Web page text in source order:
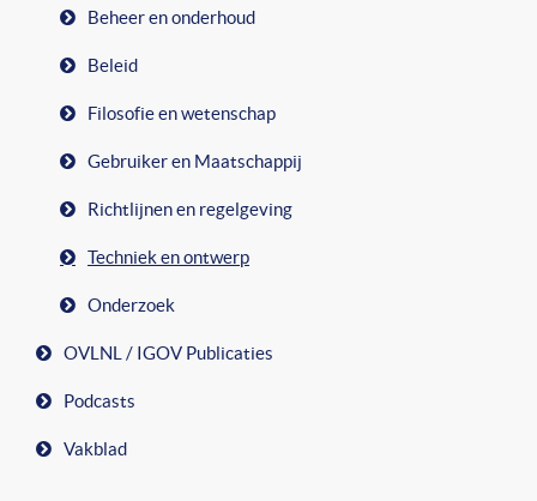
Beheer en onderhoud
Beleid
Filosofie en wetenschap
Gebruiker en Maatschappij
Richtlijnen en regelgeving
Techniek en ontwerp
Onderzoek
OVLNL / IGOV Publicaties
Podcasts
Vakblad